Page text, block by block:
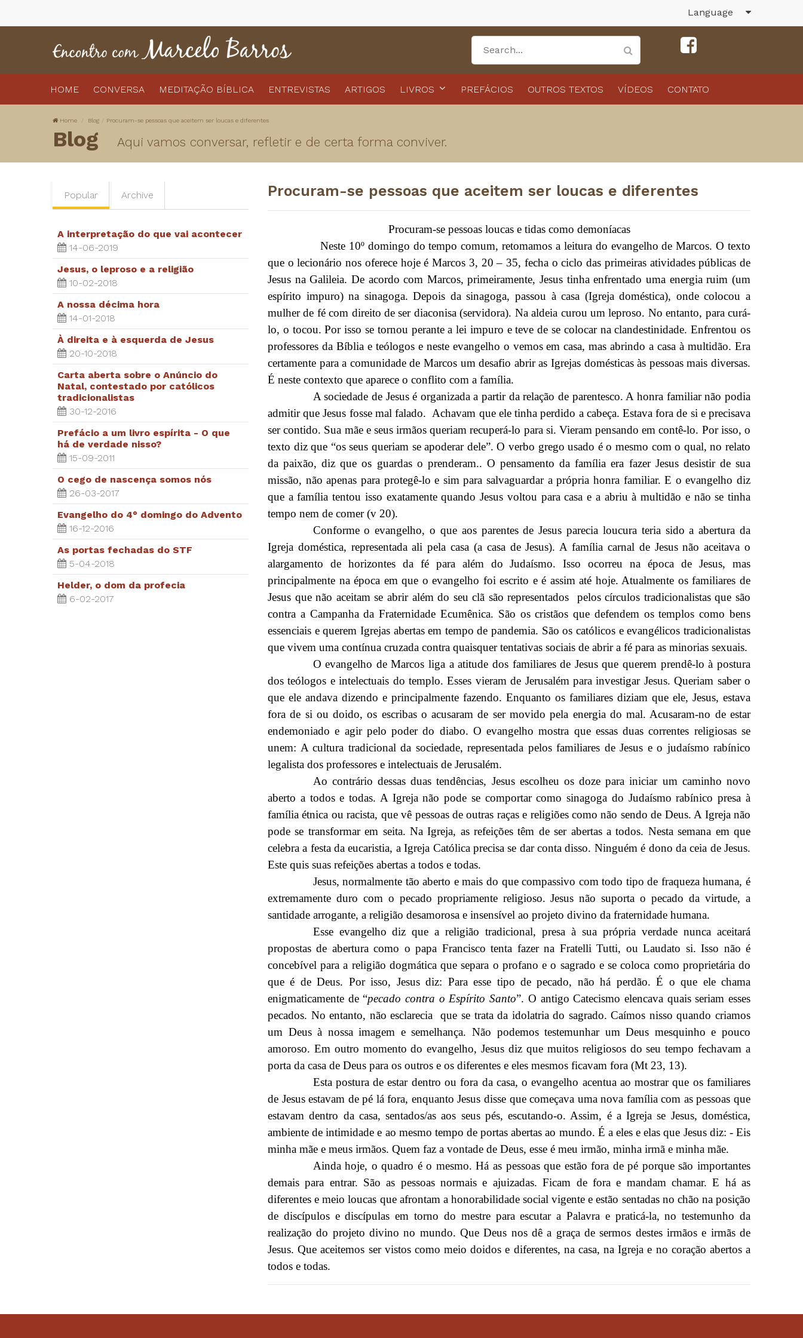
Language
HOME CONVERSA MEDITAÇÃO BÍBLICA ENTREVISTAS ARTIGOS LIVROS PREFÁCIOS OUTROS TEXTOS VÍDEOS CONTATO
Home Blog Procuram-se pessoas que aceitem ser loucas e diferentes
Blog Aqui vamos conversar, refletir e de certa forma conviver.
Popular Archive
A interpretação do que vai acontecer
14-06-2019
Jesus, o leproso e a religião
10-02-2018
A nossa décima hora
14-01-2018
À direita e à esquerda de Jesus
20-10-2018
Carta aberta sobre o Anúncio do
Natal, contestado por católicos
tradicionalistas
30-12-2016
Prefácio a um livro espírita - O que
há de verdade nisso?
15-09-2011
O cego de nascença somos nós
26-03-2017
Evangelho do 4° domingo do Advento
16-12-2016
As portas fechadas do STF
5-04-2018
Helder, o dom da profecia
6-02-2017
Procuram-se pessoas que aceitem ser loucas e diferentes
Procuram-se pessoas loucas e tidas como demoníacas
Neste 10º domingo do tempo comum, retomamos a leitura do evangelho de Marcos. O texto
que o lecionário nos oferece hoje é Marcos 3, 20 – 35, fecha o ciclo das primeiras atividades públicas de
Jesus na Galileia. De acordo com Marcos, primeiramente, Jesus tinha enfrentado uma energia ruim (um
espírito impuro) na sinagoga. Depois da sinagoga, passou à casa (Igreja doméstica), onde colocou a
mulher de fé com direito de ser diaconisa (servidora). Na aldeia curou um leproso. No entanto, para curá-
lo, o tocou. Por isso se tornou perante a lei impuro e teve de se colocar na clandestinidade. Enfrentou os
professores da Bíblia e teólogos e neste evangelho o vemos em casa, mas abrindo a casa à multidão. Era
certamente para a comunidade de Marcos um desafio abrir as Igrejas domésticas às pessoas mais diversas.
É neste contexto que aparece o conflito com a família.
A sociedade de Jesus é organizada a partir da relação de parentesco. A honra familiar não podia
admitir que Jesus fosse mal falado. Achavam que ele tinha perdido a cabeça. Estava fora de si e precisava
ser contido. Sua mãe e seus irmãos queriam recuperá-lo para si. Vieram pensando em contê-lo. Por isso, o
texto diz que “os seus queriam se apoderar dele”. O verbo grego usado é o mesmo com o qual, no relato
da paixão, diz que os guardas o prenderam.. O pensamento da família era fazer Jesus desistir de sua
missão, não apenas para protegê-lo e sim para salvaguardar a própria honra familiar. E o evangelho diz
que a família tentou isso exatamente quando Jesus voltou para casa e a abriu à multidão e não se tinha
tempo nem de comer (v 20).
Conforme o evangelho, o que aos parentes de Jesus parecia loucura teria sido a abertura da
Igreja doméstica, representada ali pela casa (a casa de Jesus). A família carnal de Jesus não aceitava o
alargamento de horizontes da fé para além do Judaísmo. Isso ocorreu na época de Jesus, mas
principalmente na época em que o evangelho foi escrito e é assim até hoje. Atualmente os familiares de
Jesus que não aceitam se abrir além do seu clã são representados pelos círculos tradicionalistas que são
contra a Campanha da Fraternidade Ecumênica. São os cristãos que defendem os templos como bens
essenciais e querem Igrejas abertas em tempo de pandemia. São os católicos e evangélicos tradicionalistas
que vivem uma contínua cruzada contra quaisquer tentativas sociais de abrir a fé para as minorias sexuais.
O evangelho de Marcos liga a atitude dos familiares de Jesus que querem prendê-lo à postura
dos teólogos e intelectuais do templo. Esses vieram de Jerusalém para investigar Jesus. Queriam saber o
que ele andava dizendo e principalmente fazendo. Enquanto os familiares diziam que ele, Jesus, estava
fora de si ou doido, os escribas o acusaram de ser movido pela energia do mal. Acusaram-no de estar
endemoniado e agir pelo poder do diabo. O evangelho mostra que essas duas correntes religiosas se
unem: A cultura tradicional da sociedade, representada pelos familiares de Jesus e o judaísmo rabínico
legalista dos professores e intelectuais de Jerusalém.
Ao contrário dessas duas tendências, Jesus escolheu os doze para iniciar um caminho novo
aberto a todos e todas. A Igreja não pode se comportar como sinagoga do Judaísmo rabínico presa à
família étnica ou racista, que vê pessoas de outras raças e religiões como não sendo de Deus. A Igreja não
pode se transformar em seita. Na Igreja, as refeições têm de ser abertas a todos. Nesta semana em que
celebra a festa da eucaristia, a Igreja Católica precisa se dar conta disso. Ninguém é dono da ceia de Jesus.
Este quis suas refeições abertas a todos e todas.
Jesus, normalmente tão aberto e mais do que compassivo com todo tipo de fraqueza humana, é
extremamente duro com o pecado propriamente religioso. Jesus não suporta o pecado da virtude, a
santidade arrogante, a religião desamorosa e insensível ao projeto divino da fraternidade humana.
Esse evangelho diz que a religião tradicional, presa à sua própria verdade nunca aceitará
propostas de abertura como o papa Francisco tenta fazer na Fratelli Tutti, ou Laudato si. Isso não é
concebível para a religião dogmática que separa o profano e o sagrado e se coloca como proprietária do
que é de Deus. Por isso, Jesus diz: Para esse tipo de pecado, não há perdão. É o que ele chama
enigmaticamente de “pecado contra o Espírito Santo”. O antigo Catecismo elencava quais seriam esses
pecados. No entanto, não esclarecia que se trata da idolatria do sagrado. Caímos nisso quando criamos
um Deus à nossa imagem e semelhança. Não podemos testemunhar um Deus mesquinho e pouco
amoroso. Em outro momento do evangelho, Jesus diz que muitos religiosos do seu tempo fechavam a
porta da casa de Deus para os outros e os diferentes e eles mesmos ficavam fora (Mt 23, 13).
Esta postura de estar dentro ou fora da casa, o evangelho acentua ao mostrar que os familiares
de Jesus estavam de pé lá fora, enquanto Jesus disse que começava uma nova família com as pessoas que
estavam dentro da casa, sentados/as aos seus pés, escutando-o. Assim, é a Igreja se Jesus, doméstica,
ambiente de intimidade e ao mesmo tempo de portas abertas ao mundo. É a eles e elas que Jesus diz: - Eis
minha mãe e meus irmãos. Quem faz a vontade de Deus, esse é meu irmão, minha irmã e minha mãe.
Ainda hoje, o quadro é o mesmo. Há as pessoas que estão fora de pé porque são importantes
demais para entrar. São as pessoas normais e ajuizadas. Ficam de fora e mandam chamar. E há as
diferentes e meio loucas que afrontam a honorabilidade social vigente e estão sentadas no chão na posição
de discípulos e discípulas em torno do mestre para escutar a Palavra e praticá-la, no testemunho da
realização do projeto divino no mundo. Que Deus nos dê a graça de sermos destes irmãos e irmãs de
Jesus. Que aceitemos ser vistos como meio doidos e diferentes, na casa, na Igreja e no coração abertos a
todos e todas.